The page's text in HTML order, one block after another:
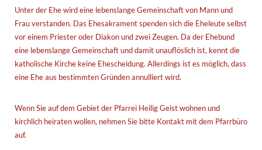
Unter der Ehe wird eine lebenslange Gemeinschaft von Mann und
Frau verstanden. Das Ehesakrament spenden sich die Eheleute selbst
vor einem Priester oder Diakon und zwei Zeugen. Da der Ehebund
eine lebenslange Gemeinschaft und damit unauflöslich ist, kennt die
katholische Kirche keine Ehescheidung. Allerdings ist es möglich, dass
eine Ehe aus bestimmten Gründen annulliert wird.
Wenn Sie auf dem Gebiet der Pfarrei Heilig Geist wohnen und
kirchlich heiraten wollen, nehmen Sie bitte Kontakt mit dem Pfarrbüro
auf.